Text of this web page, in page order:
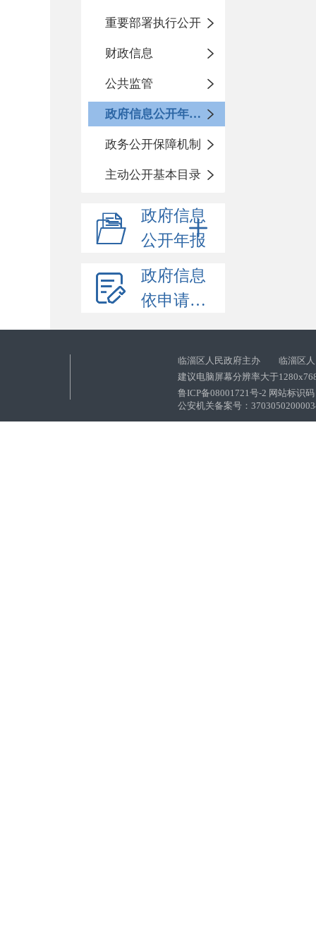
重要部署执行公开
财政信息
公共监管
政府信息公开年度报告
政务公开保障机制
主动公开基本目录
政府信息
公开年报
政府信息
依申请公开
临淄区人民政府主办 临淄区人
建议电脑屏幕分辨率大于
鲁ICP备08001721号-2 网站标识
公安机关备案号：